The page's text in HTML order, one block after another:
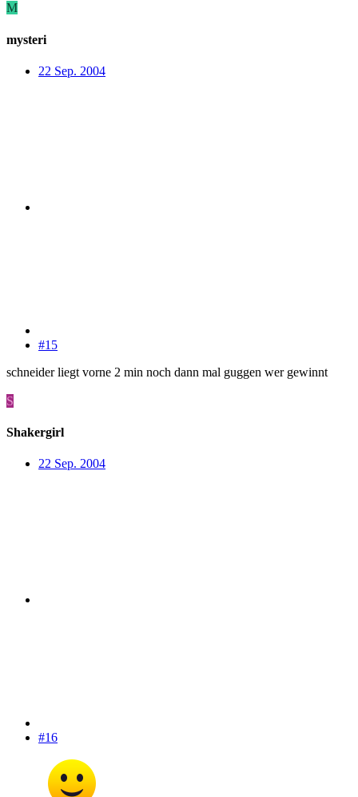
M
mysteri
22 Sep. 2004
#15
schneider liegt vorne 2 min noch dann mal guggen wer gewinnt
S
Shakergirl
22 Sep. 2004
#16